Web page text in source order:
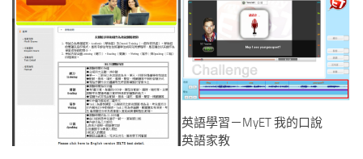
英語學習－MyET 我的口說
英語家教